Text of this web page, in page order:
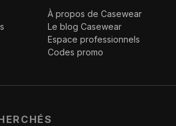
À propos de Casewear
Le blog Casewear
Espace professionnels
Codes promo